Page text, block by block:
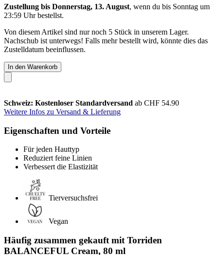
Zustellung bis Donnerstag, 13. August, wenn du bis Sonntag um
23:59 Uhrbestellst.
Von diesem Artikel sind nur noch 5 Stück in unserem Lager.
Nachschub ist unterwegs! Falls mehr bestellt wird, könnte dies das
Zustelldatum beeinflussen.
In den Warenkorb
Schweiz: Kostenloser Standardversand ab CHF 54.90
Weitere Infos zu Versand & Lieferung
Eigenschaften und Vorteile
Für jeden Hauttyp
Reduziert feine Linien
Verbessert die Elastizität
Tierversuchsfrei
Vegan
Häufig zusammen gekauft mit Torriden
BALANCEFUL Cream, 80 ml